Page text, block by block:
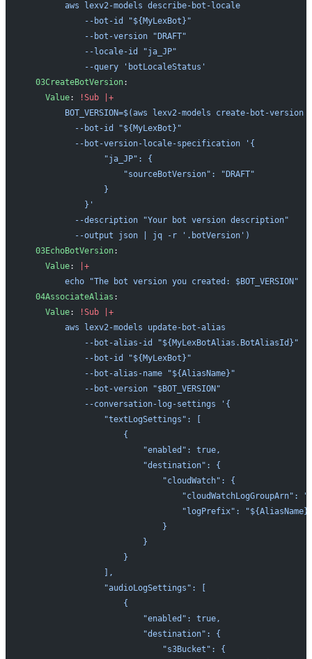
        aws lexv2-models describe-bot-locale
            --bot-id "${MyLexBot}"
            --bot-version "DRAFT"
            --locale-id "ja_JP"
            --query 'botLocaleStatus'
  03CreateBotVersion
:
    Value
: !Sub |+
        BOT_VERSION=$(aws lexv2-models create-bot-version
          --bot-id "${MyLexBot}"
          --bot-version-locale-specification '{
                "ja_JP": {
                    "sourceBotVersion": "DRAFT"
                }
            }'
          --description "Your bot version description"
          --output json | jq -r '.botVersion')
  03EchoBotVersion
:
    Value
:
|+
        echo "The bot version you created: $BOT_VERSION"
  04AssociateAlias
:
    Value
: !Sub |+
        aws lexv2-models update-bot-alias
            --bot-alias-id "${MyLexBotAlias.BotAliasId}"
            --bot-id "${MyLexBot}"
            --bot-alias-name "${AliasName}"
            --bot-version "$BOT_VERSION"
            --conversation-log-settings '{
                "textLogSettings": [
                    {
                        "enabled": true,
                        "destination": {
                            "cloudWatch": {
"cloudWatchLogGroupArn":
"logPrefix":
                            }
                        }
                    }
                ],
                "audioLogSettings": [
                    {
                        "enabled": true,
                        "destination": {
                            "s3Bucket": {